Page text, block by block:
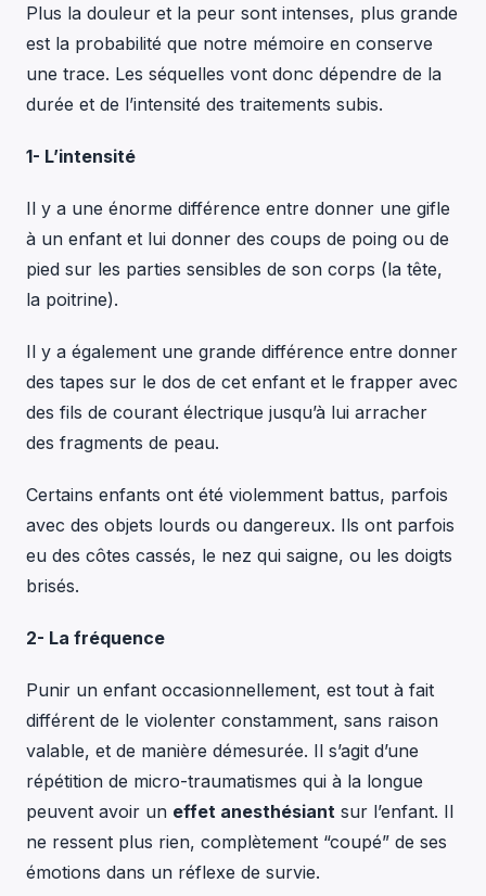
Plus la douleur et la peur sont intenses, plus grande
est la probabilité que notre mémoire en conserve
une trace. Les séquelles vont donc dépendre de la
durée et de l’intensité des traitements subis.
1- L’intensité
Il y a une énorme différence entre donner une gifle
à un enfant et lui donner des coups de poing ou de
pied sur les parties sensibles de son corps (la tête,
la poitrine).
Il y a également une grande différence entre donner
des tapes sur le dos de cet enfant et le frapper avec
des fils de courant électrique jusqu’à lui arracher
des fragments de peau.
Certains enfants ont été violemment battus, parfois
avec des objets lourds ou dangereux. Ils ont parfois
eu des côtes cassés, le nez qui saigne, ou les doigts
brisés.
2- La fréquence
Punir un enfant occasionnellement, est tout à fait
différent de le violenter constamment, sans raison
valable, et de manière démesurée. Il s’agit d’une
répétition de micro-traumatismes qui à la longue
peuvent avoir un effet anesthésiant sur l’enfant. Il
ne ressent plus rien, complètement “coupé” de ses
émotions dans un réflexe de survie.